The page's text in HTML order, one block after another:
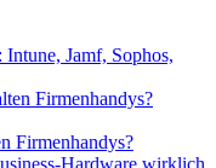
Jamf, Sophos,
Firmenhandys?